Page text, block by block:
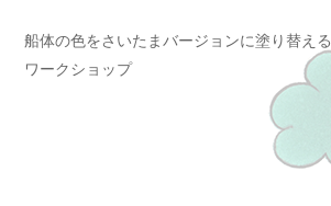
船体の色をさいたまバージョンに塗り替える
ワークショップ